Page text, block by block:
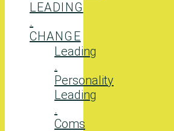
LEADING
.
CHANGE
Leading
.
Personality
Leading
.
Coms